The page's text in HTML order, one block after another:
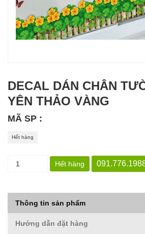
DECAL DÁN CHÂN
YÊN THẢO VÀNG
MÃ SP :
Hết hàng
Hết hàng
Thông tin sản phẩm
Hướng dẫn đặt hàng